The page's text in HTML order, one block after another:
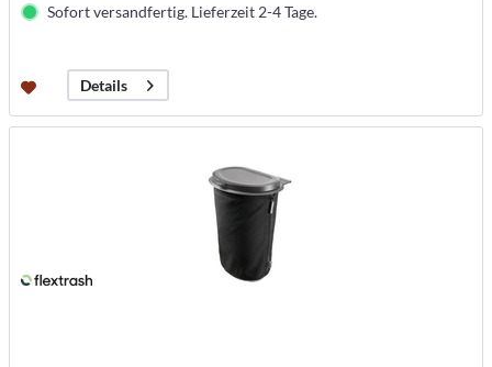
Sofort versandfertig. Lieferzeit 2-4 Tage.
Details